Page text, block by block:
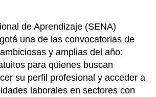
de Aprendizaje (SENA)
una de las convocatorias de
y amplias del año:
para quienes buscan
su perfil profesional y acceder a
laborales en sectores con